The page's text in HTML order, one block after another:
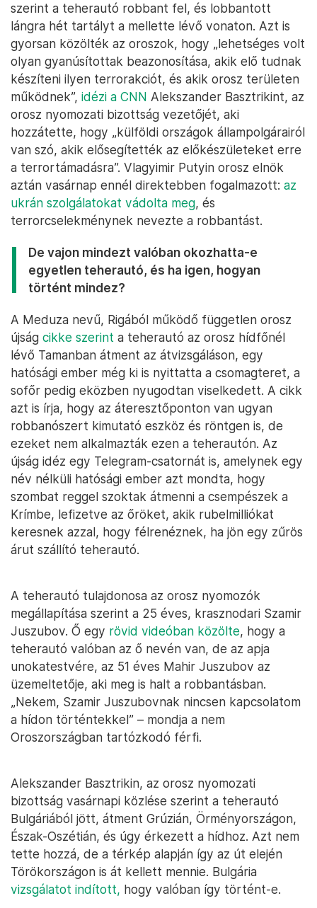
szerint a teherautó robbant fel, és lobbantott
lángra hét tartályt a mellette lévő vonaton. Azt is
gyorsan közölték az oroszok, hogy „lehetséges volt
olyan gyanúsítottak beazonosítása, akik elő tudnak
készíteni ilyen terrorakciót, és akik orosz területen
működnek”, idézi a CNN Alekszander Basztrikint, az
orosz nyomozati bizottság vezetőjét, aki
hozzátette, hogy „külföldi országok állampolgárairól
van szó, akik elősegítették az előkészületeket erre
a terrortámadásra”. Vlagyimir Putyin orosz elnök
aztán vasárnap ennél direktebben fogalmazott: az
ukrán szolgálatokat vádolta meg, és
terrorcselekménynek nevezte a robbantást.
De vajon mindezt valóban okozhatta-e
egyetlen teherautó, és ha igen, hogyan
történt mindez?
A Meduza nevű, Rigából működő független orosz
újság cikke szerint a teherautó az orosz hídfőnél
lévő Tamanban átment az átvizsgáláson, egy
hatósági ember még ki is nyittatta a csomagteret, a
sofőr pedig eközben nyugodtan viselkedett. A cikk
azt is írja, hogy az áteresztőponton van ugyan
robbanószert kimutató eszköz és röntgen is, de
ezeket nem alkalmazták ezen a teherautón. Az
újság idéz egy Telegram-csatornát is, amelynek egy
név nélküli hatósági ember azt mondta, hogy
szombat reggel szoktak átmenni a csempészek a
Krímbe, lefizetve az őröket, akik rubelmilliókat
keresnek azzal, hogy félrenéznek, ha jön egy zűrös
árut szállító teherautó.
A teherautó tulajdonosa az orosz nyomozók
megállapítása szerint a 25 éves, krasznodari Szamir
Juszubov. Ő egy rövid videóban közölte, hogy a
teherautó valóban az ő nevén van, de az apja
unokatestvére, az 51 éves Mahir Juszubov az
üzemeltetője, aki meg is halt a robbantásban.
„Nekem, Szamir Juszubovnak nincsen kapcsolatom
a hídon történtekkel” – mondja a nem
Oroszországban tartózkodó férfi.
Alekszander Basztrikin, az orosz nyomozati
bizottság vasárnapi közlése szerint a teherautó
Bulgáriából jött, átment Grúzián, Örményországon,
Észak-Oszétián, és úgy érkezett a hídhoz. Azt nem
tette hozzá, de a térkép alapján így az út elején
Törökországon is át kellett mennie. Bulgária
vizsgálatot indított, hogy valóban így történt-e.